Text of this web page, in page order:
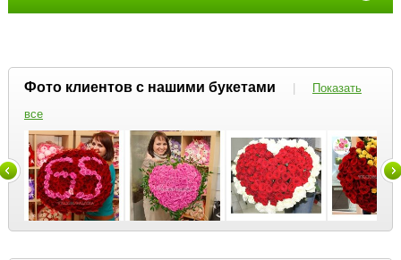
Фото клиентов с нашими букетами |
Показать
все